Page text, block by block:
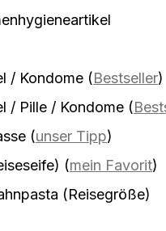
/ Kondome (Bestseller)
/ Pille / Kondome (
(unser Tipp)
(mein Favorit)
(Reisegröße)